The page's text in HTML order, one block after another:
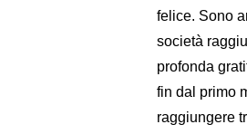
felice. Sono
società
profonda
fin dal primo
raggiungere